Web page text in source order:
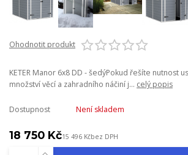
Ohodnotit produkt
KETER Manor 6x8 DD - šedýPokud řešíte nutnost
množství věcí a zahradního náčiní j... celý popis
Dostupnost Není skladem
18 750 Kč15 496 Kčbez DPH